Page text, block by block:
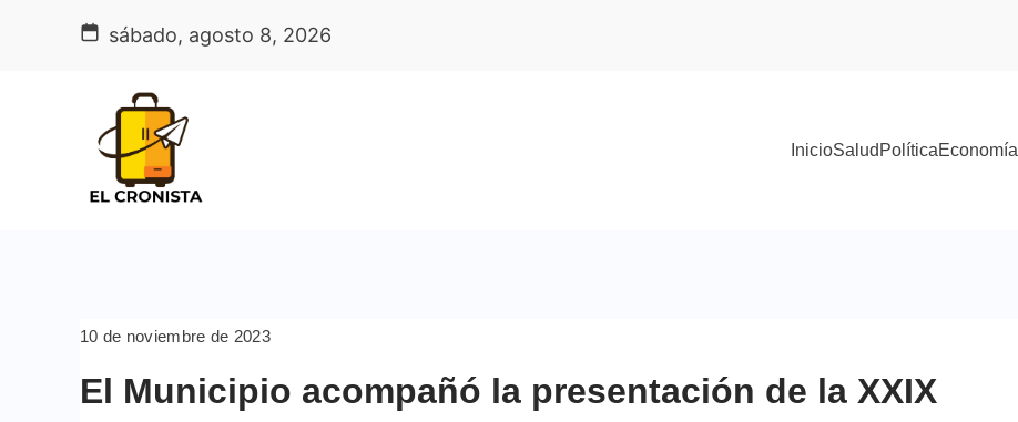
sábado, agosto 8, 2026
InicioSalud PolíticaEconomía
10 de noviembre de 2023
El Municipio acompañó la presentación de la XXIX